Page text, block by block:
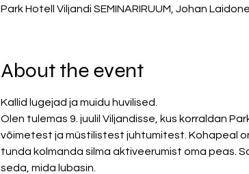
Park Hotell Viljandi SEMINARIRUUM, Johan
About the event
Kallid lugejad ja muidu huvilised.
Olen tulemas 9. juulil Viljandisse, kus korraldan
võimetest ja müstilistest juhtumitest. Kohapeal
tunda kolmanda silma aktiveerumist oma peas.
seda, mida lubasin.